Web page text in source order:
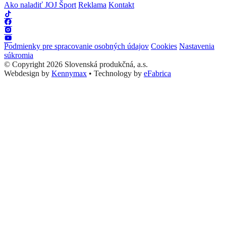
Ako naladiť JOJ Šport Reklama Kontakt
Podmienky pre spracovanie osobných údajov Cookies Nastavenia
súkromia
© Copyright 2026 Slovenská produkčná, a.s.
Webdesign by Kennymax • Technology by eFabrica